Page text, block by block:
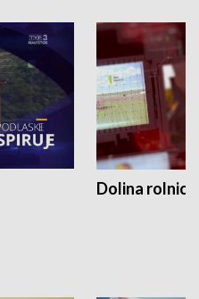
Dolina